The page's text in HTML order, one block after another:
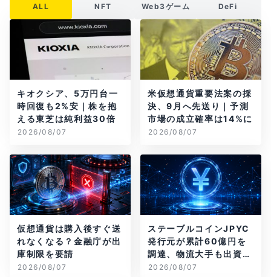
ALL NFT Web3ゲーム DeFi
キオクシア、5万円台一
時回復も2%安｜株を抱
える東芝は純利益30倍
2026/08/07
米仮想通貨重要法案の採
決、9月へ先送り｜予測
市場の成立確率は14%に
2026/08/07
仮想通貨は購入後すぐ送
れなくなる？金融庁が出
庫制限を要請
2026/08/07
ステーブルコインJPYC
発行元が累計60億円を
調達、物流大手も出資参
画
2026/08/07